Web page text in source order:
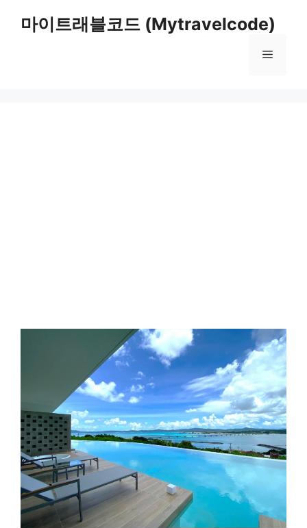
마이트래블코드 (Mytravelcode)
메